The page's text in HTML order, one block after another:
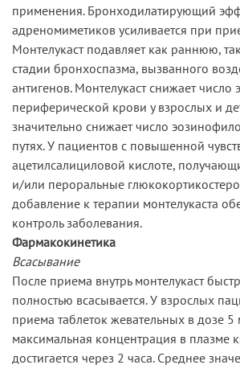
применения. Бронходилатирующий
адреномиметиков усиливается при
Монтелукаст подавляет как раннюю,
стадии бронхоспазма, вызванного
антигенов. Монтелукаст снижает
периферической крови у взрослых и
значительно снижает число
путях. У пациентов с повышенной
ацетилсалициловой кислоте,
и/или пероральные
добавление к терапии монтелукаста
контроль заболевания.
Фармакокинетика
Всасывание
После приема внутрь монтелукаст
полностью всасывается. У взрослых
приема таблеток жевательных в дозе 5
максимальная концентрация в плазме
достигается через 2 часа. Среднее